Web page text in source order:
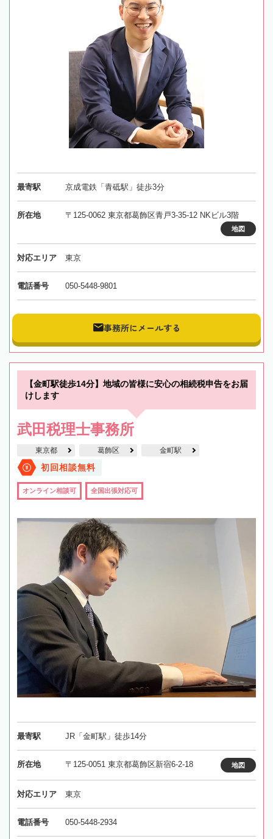
最寄駅 京成電鉄「青砥駅」徒歩3分
所在地 〒125-0062 東京都葛飾区青戸3-35-12 NKビル3階
地図
対応エリア 東京
電話番号 050-5448-9801
事務所にメールする
【金町駅徒歩14分】地域の皆様に安心の相続税申告をお届
けします
武田税理士事務所
東京都 葛飾区 金町駅
初回相談無料
オンライン相談可 全国出張対応可
最寄駅 JR「金町駅」徒歩14分
所在地 〒125-0051 東京都葛飾区新宿6-2-18 地図
対応エリア 東京
電話番号 050-5448-2934